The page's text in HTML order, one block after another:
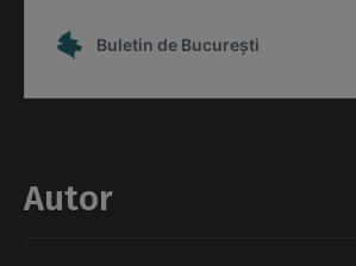
Autor